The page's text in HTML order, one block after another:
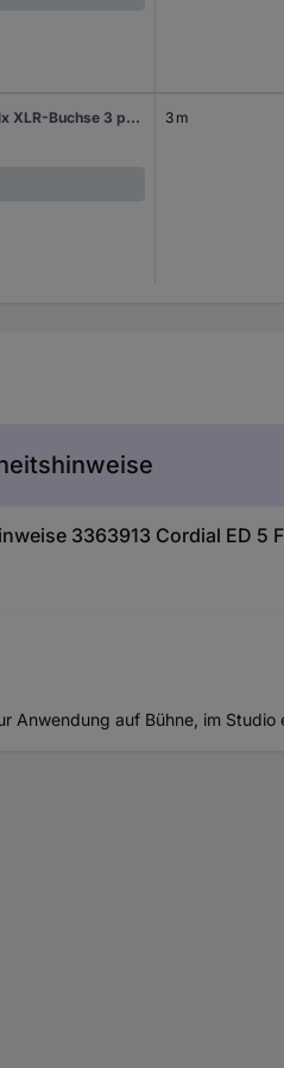
Cordial ED 3 FM XLR Verbindungskabel [1x XLR-Buchse 3 polig - 1x XLR-Stecker 3 polig] 3 m Schwarz 3 m
3363913 Cordial ED 5
Anwendung auf Bühne, im Studio